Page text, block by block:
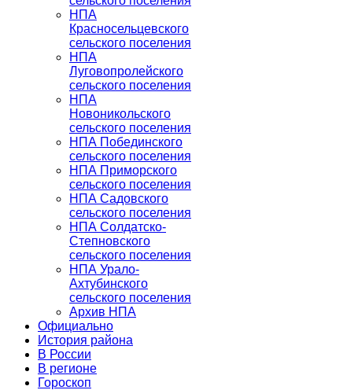
НПА
Красносельцевского
сельского поселения
НПА
Луговопролейского
сельского поселения
НПА
Новоникольского
сельского поселения
НПА Побединского
сельского поселения
НПА Приморского
сельского поселения
НПА Садовского
сельского поселения
НПА Солдатско-
Степновского
сельского поселения
НПА Урало-
Ахтубинского
сельского поселения
Архив НПА
Официально
История района
В России
В регионе
Гороскоп